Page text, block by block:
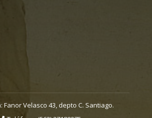
Fanor Velasco 43, depto C. Santiago.